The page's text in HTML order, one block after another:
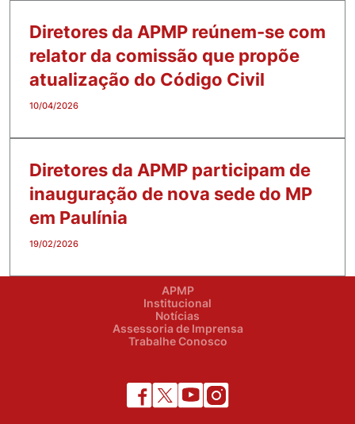
Diretores da APMP reúnem-se com
relator da comissão que propõe
atualização do Código Civil
10/04/2026
Diretores da APMP participam de
inauguração de nova sede do MP
em Paulínia
19/02/2026
APMP
Institucional
Notícias
Assessoria de Imprensa
Trabalhe Conosco